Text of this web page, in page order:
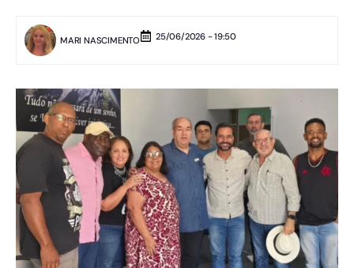
MARI NASCIMENTO 25/06/2026 - 19:50